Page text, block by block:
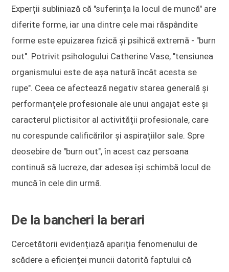
Experții subliniază că "suferința la locul de muncă" are
diferite forme, iar una dintre cele mai răspândite
forme este epuizarea fizică și psihică extremă - "burn
out". Potrivit psihologului Catherine Vase, "tensiunea
organismului este de așa natură încât acesta se
rupe". Ceea ce afectează negativ starea generală și
performanțele profesionale ale unui angajat este și
caracterul plictisitor al activității profesionale, care
nu corespunde calificărilor și aspirațiilor sale. Spre
deosebire de "burn out", în acest caz persoana
continuă să lucreze, dar adesea își schimbă locul de
muncă în cele din urmă.
De la bancheri la berari
Cercetătorii evidențiază apariția fenomenului de
scădere a eficienței muncii datorită faptului că